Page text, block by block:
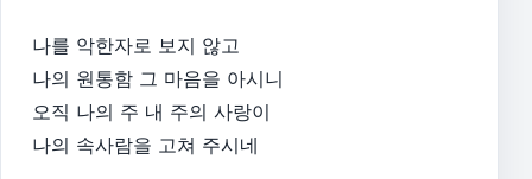
나를 악한자로 보지 않고
나의 원통함 그 마음을 아시니
오직 나의 주 내 주의 사랑이
나의 속사람을 고쳐 주시네